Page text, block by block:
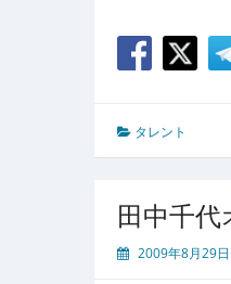
タレント
田中千
2009年8月29日